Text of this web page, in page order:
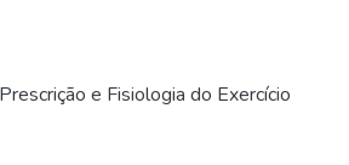
e Fisiologia do Exercício